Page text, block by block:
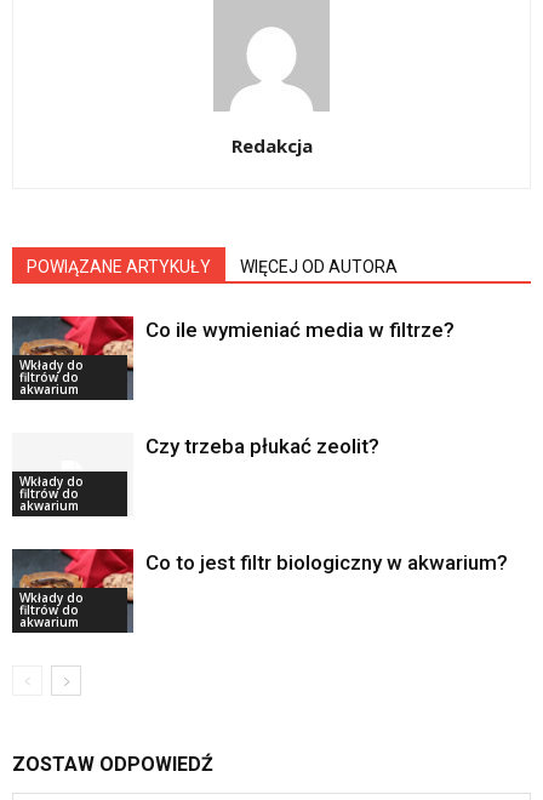
Redakcja
POWIĄZANE ARTYKUŁY WIĘCEJ OD AUTORA
Wkłady do
filtrów do
akwarium
Co ile wymieniać media w filtrze?
Wkłady do
filtrów do
akwarium
Czy trzeba płukać zeolit?
Wkłady do
filtrów do
akwarium
Co to jest filtr biologiczny w akwarium?
ZOSTAW ODPOWIEDŹ